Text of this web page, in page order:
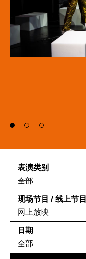
表演类别
全部
现场节目 / 线上节目
网上放映
日期
全部